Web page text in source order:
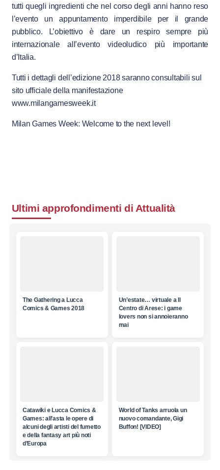
tutti quegli ingredienti che nel corso degli anni hanno reso
l’evento un appuntamento imperdibile per il grande
pubblico. L’obiettivo è dare un respiro sempre più
internazionale all’evento videoludico più importante
d’Italia.
Tutti i dettagli dell’edizione 2018 saranno consultabili sul
sito ufficiale della manifestazione
www.milangamesweek.it
Milan Games Week: Welcome to the next level!
Ultimi approfondimenti di Attualità
The Gathering a Lucca
Comics & Games 2018
Un’estate… virtuale a Il
Centro di Arese: i game
lovers non si annoieranno
mai
Catawiki e Lucca Comics &
Games: all’asta le opere di
alcuni degli artisti del fumetto
e della fantasy art più noti
d’Europa
World of Tanks arruola un
nuovo comandante, Gigi
Buffon! [VIDEO]